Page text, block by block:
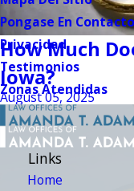
Pongase En
Privacidad
Testimonios
Zonas Atendidas
How Much
Iowa?
August 05, 2025
Links
Home